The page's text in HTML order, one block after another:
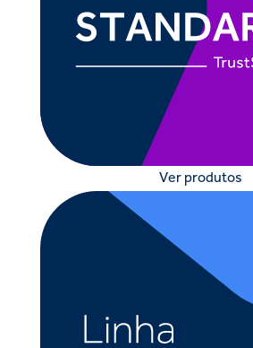
Ver produtos